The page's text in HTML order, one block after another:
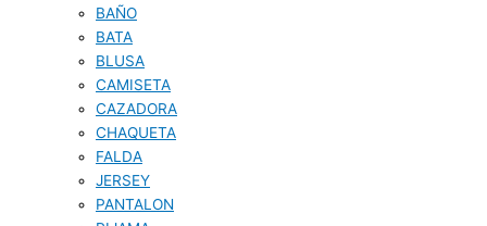
BAÑO
BATA
BLUSA
CAMISETA
CAZADORA
CHAQUETA
FALDA
JERSEY
PANTALON